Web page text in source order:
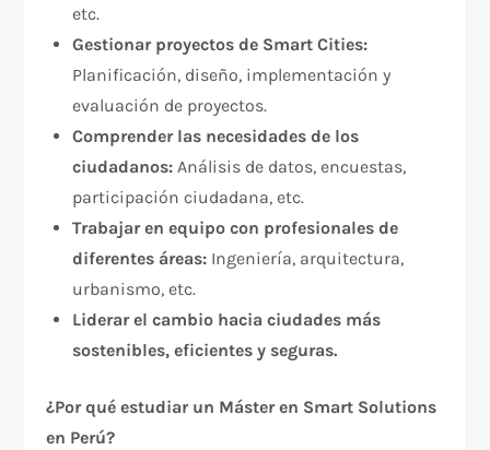
etc.
Gestionar proyectos de Smart Cities:
Planificación, diseño, implementación y
evaluación de proyectos.
Comprender las necesidades de los
ciudadanos: Análisis de datos, encuestas,
participación ciudadana, etc.
Trabajar en equipo con profesionales de
diferentes áreas: Ingeniería, arquitectura,
urbanismo, etc.
Liderar el cambio hacia ciudades más
sostenibles, eficientes y seguras.
¿Por qué estudiar un Máster en Smart Solutions
en Perú?